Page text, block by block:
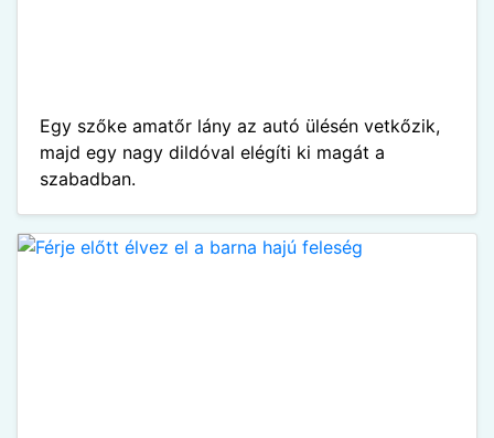
Egy szőke amatőr lány az autó ülésén vetkőzik,
majd egy nagy dildóval elégíti ki magát a
szabadban.